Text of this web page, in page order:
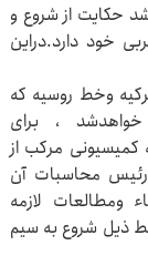
منتشرشد حکایت از شروع و
خود دارد.دراین
وخط روسیه که
، برای
مرکب از
محاسبات آن
ومطالعات لازمه
بین ۷نقطه تقسیم وحمل شودو از۷خط ذیل شروع به سیم